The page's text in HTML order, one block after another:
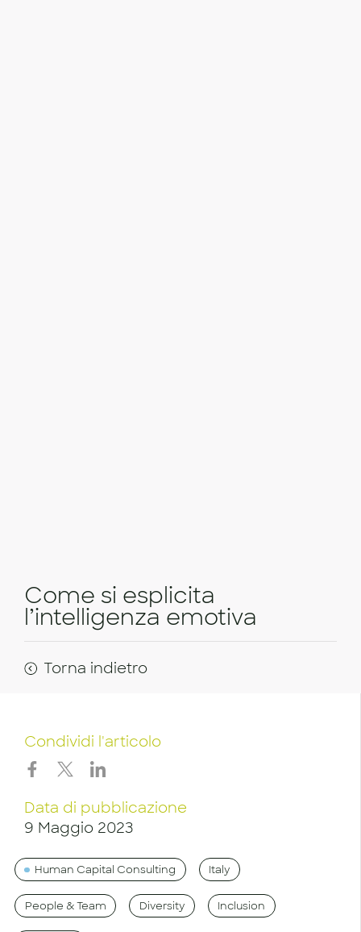
Come si esplicita
l’intelligenza emotiva
Torna indietro
Condividi l'articolo
Data di pubblicazione
9 Maggio 2023
Human Capital Consulting Italy
People & Team Diversity Inclusion